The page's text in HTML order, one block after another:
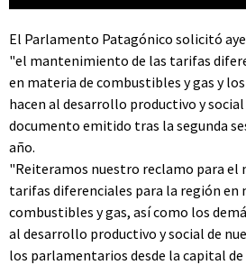
El Parlamento Patagónico solicitó
"el mantenimiento de las tarifas
en materia de combustibles y gas y
hacen al desarrollo productivo y
documento emitido tras la segunda
año.
"Reiteramos nuestro reclamo para el
tarifas diferenciales para la región en
combustibles y gas, así como los
al desarrollo productivo y social de
los parlamentarios desde la capital de